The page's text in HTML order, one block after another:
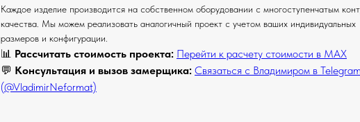
Каждое изделие производится на собственном оборудовании с многоступенчатым
качества. Мы можем реализовать аналогичный проект с учетом ваших индивидуальных
размеров и конфигурации.
📊 Рассчитать стоимость проекта: Перейти к расчету стоимости в MAX
💬 Консультация и вызов замерщика: Связаться с Владимиром в Telegram
(@VladimirNeformat)